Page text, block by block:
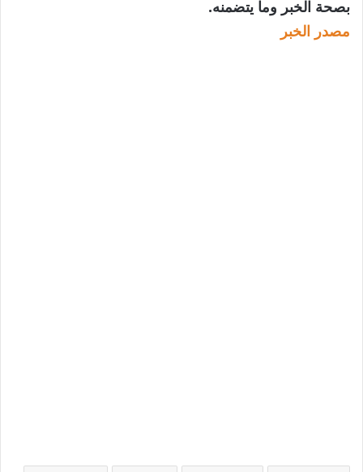
بصحة الخبر وما يتضمنه.
مصدر الخبر